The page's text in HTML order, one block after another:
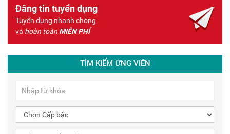
Đăng tin tuyển dụng
Tuyển dụng nhanh chóng
và hoàn toàn MIỄN PHÍ
TÌM KIẾM ỨNG VIÊN